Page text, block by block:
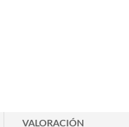
VALORACIÓN